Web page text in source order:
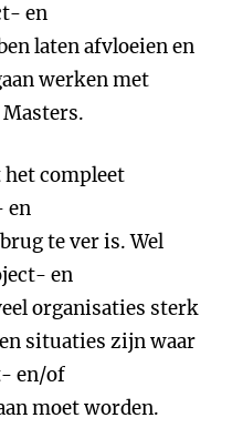
en
laten afvloeien en
werken met
het compleet
en
te ver is. Wel
en
organisaties sterk
situaties zijn waar
en/of
moet worden.